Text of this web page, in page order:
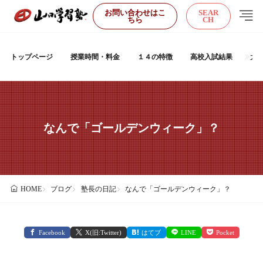
お問い合わせはこ
ちら
SEAR
CH
トップページ 授業時間・料金 １４の特徴 高校入試結果 大
なんで「ゴールデンウィーク」？
HOME ブログ 塾長の日記 なんで「ゴールデンウィーク」？
Facebook X(旧:Twitter) はてブ LINE Pocket